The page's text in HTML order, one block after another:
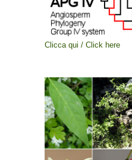
Clicca qui / Click here